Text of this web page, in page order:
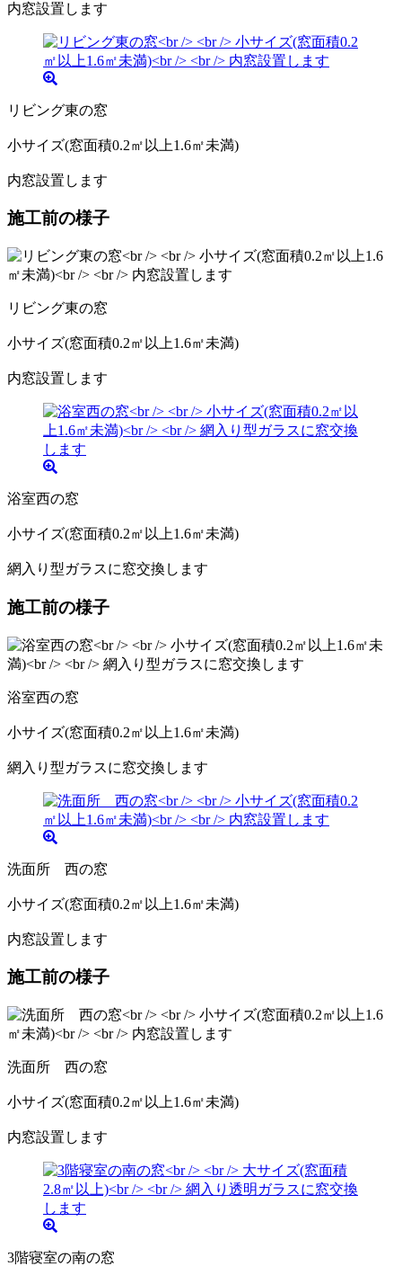
内窓設置します
リビング東の窓
小サイズ(窓面積0.2㎡以上1.6㎡未満)
内窓設置します
施工前の様子
リビング東の窓
小サイズ(窓面積0.2㎡以上1.6㎡未満)
内窓設置します
浴室西の窓
小サイズ(窓面積0.2㎡以上1.6㎡未満)
網入り型ガラスに窓交換します
施工前の様子
浴室西の窓
小サイズ(窓面積0.2㎡以上1.6㎡未満)
網入り型ガラスに窓交換します
洗面所 西の窓
小サイズ(窓面積0.2㎡以上1.6㎡未満)
内窓設置します
施工前の様子
洗面所 西の窓
小サイズ(窓面積0.2㎡以上1.6㎡未満)
内窓設置します
3階寝室の南の窓